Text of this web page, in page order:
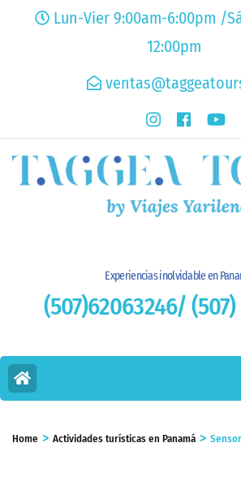
Lun-Vier 9:00am-6:00pm /
12:00pm
Experiencias inolvidable en
(507)62063246/
Home > Actividades turísticas en Panamá >